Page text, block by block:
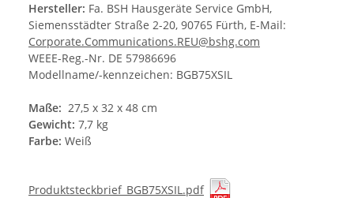
Hersteller: Fa. BSH Hausgeräte Service GmbH,
Siemensstädter Straße 2-20, 90765 Fürth, E-Mail:
Corporate.Communications.REU@bshg.com
WEEE-Reg.-Nr. DE 57986696
Modellname/-kennzeichen: BGB75XSIL
Maße: 27,5 x 32 x 48 cm
Gewicht: 7,7 kg
Farbe: Weiß
Produktsteckbrief_BGB75XSIL.pdf